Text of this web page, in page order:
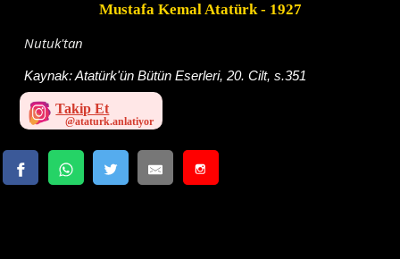
Mustafa Kemal Atatürk- 1927
Nutuk'tan
Kaynak:Atatürk'ün Bütün Eserleri, 20. Cilt, s.351
Takip Et